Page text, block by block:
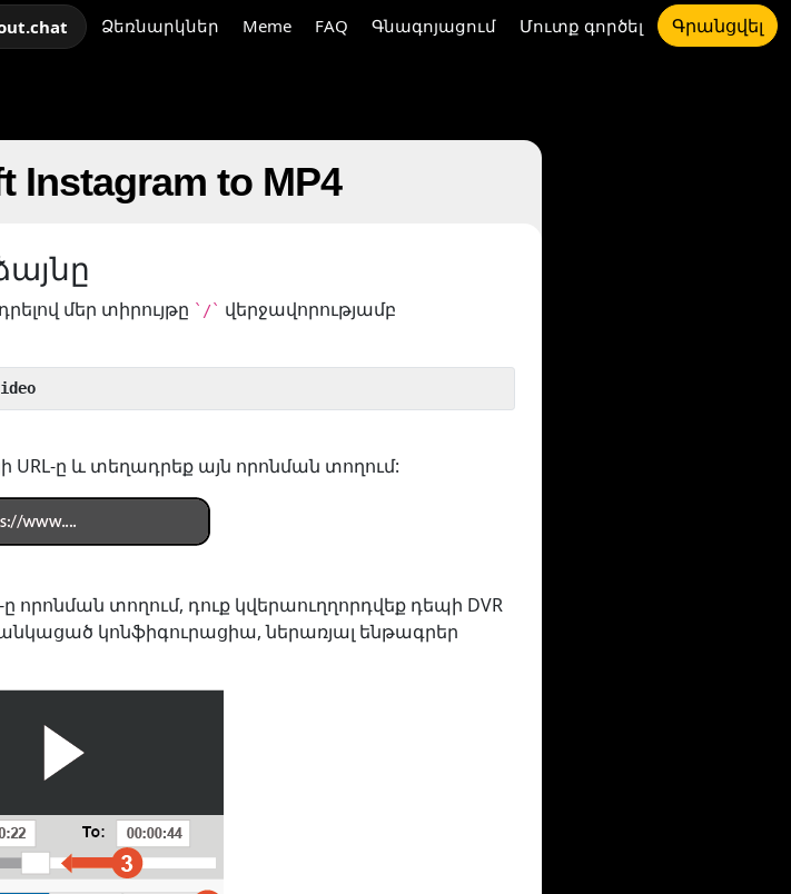
Ձեռնարկներ Meme FAQ Գնագոյացում Մուտք գործել Գրանցվել
to MP4
մեր տիրույթը `/` վերջավորությամբ
ը և տեղադրեք այն որոնման տողում:
որոնման տողում, դուք կվերաուղղորդվեք դեպի DVR
կոնֆիգուրացիա, ներառյալ ենթագրեր